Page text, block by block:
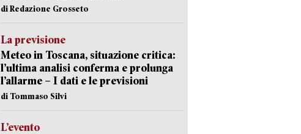
di Redazione Grosseto
La previsione
Meteo in Toscana, situazione critica:
l’ultima analisi conferma e prolunga
l’allarme – I dati e le previsioni
di Tommaso Silvi
L’evento